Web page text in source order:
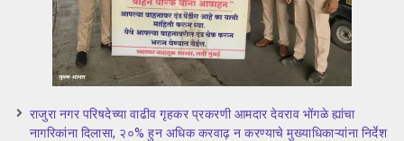
राजुरा नगर परिषदेच्या वाढीव गृहकर प्रकरणी आमदार देवराव भोंगळे ह्यांचा
नागरिकांना दिलासा, २०% हुन अधिक करवाढ़ न करण्याचे मुख्याधिकाऱ्यांना निर्देश